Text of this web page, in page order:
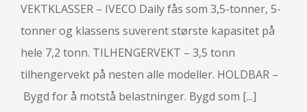
VEKTKLASSER – IVECO Daily fås som 3,5-tonner, 5-
tonner og klassens suverent største kapasitet på
hele 7,2 tonn. TILHENGERVEKT – 3,5 tonn
tilhengervekt på nesten alle modeller. HOLDBAR –
Bygd for å motstå belastninger. Bygd som [...]